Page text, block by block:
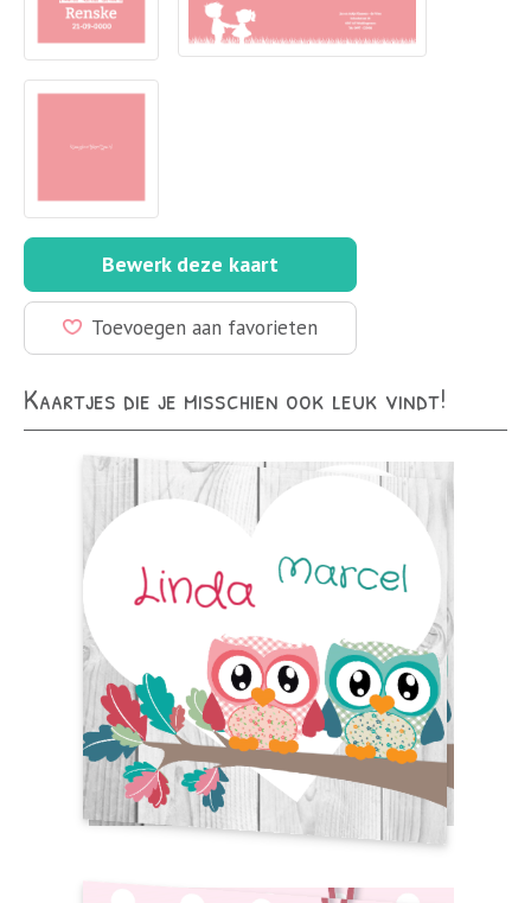
Bewerk deze kaart
Toevoegen aan favorieten
Kaartjes die je misschien ook leuk vindt!